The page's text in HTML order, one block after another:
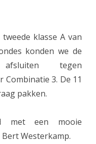
r
l
i
s
t
klasse A van
konden we de
tegen
3. De 11
pakken.
met een mooie
Westerkamp.